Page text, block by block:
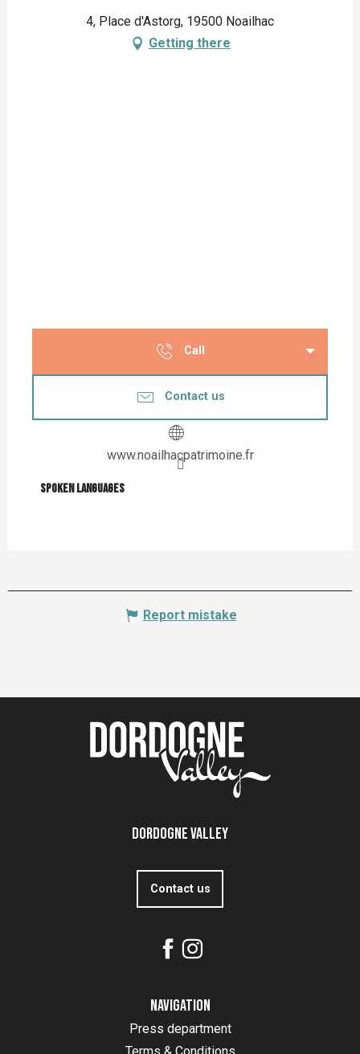
4, Place d'Astorg, 19500 Noailhac
Getting there
Call
Contact us
www.noailhacpatrimoine.fr
Spoken languages
Spoken languages
Report mistake
Dordogne Valley
Contact us
Navigation
Press department